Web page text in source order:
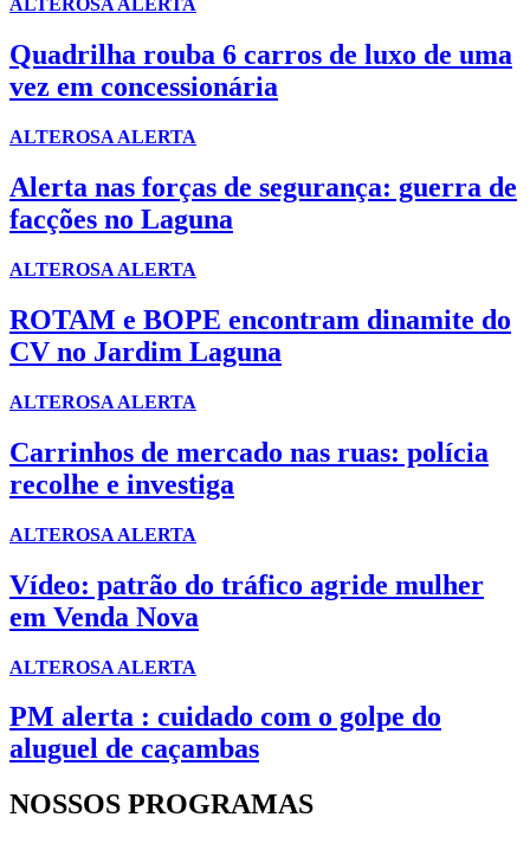
ALTEROSA ALERTA
Quadrilha rouba 6 carros de luxo de uma
vez em concessionária
ALTEROSA ALERTA
Alerta nas forças de segurança: guerra de
facções no Laguna
ALTEROSA ALERTA
ROTAM e BOPE encontram dinamite do
CV no Jardim Laguna
ALTEROSA ALERTA
Carrinhos de mercado nas ruas: polícia
recolhe e investiga
ALTEROSA ALERTA
Vídeo: patrão do tráfico agride mulher
em Venda Nova
ALTEROSA ALERTA
PM alerta : cuidado com o golpe do
aluguel de caçambas
NOSSOS PROGRAMAS